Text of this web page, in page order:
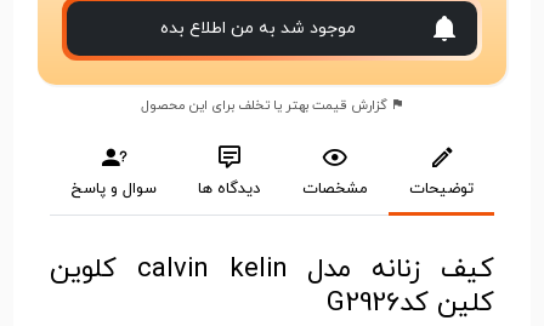
موجود شد به من اطلاع بده
گزارش قیمت بهتر یا تخلف برای این محصول
توضیحات مشخصات دیدگاه ها سوال و پاسخ
کیف زنانه مدل calvin kelin کلوین
کلین کدG2926